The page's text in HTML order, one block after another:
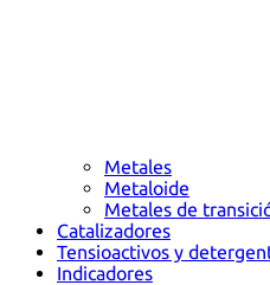
Metales
Metaloide
Metales de
Catalizadores
Tensioactivos y
Indicadores